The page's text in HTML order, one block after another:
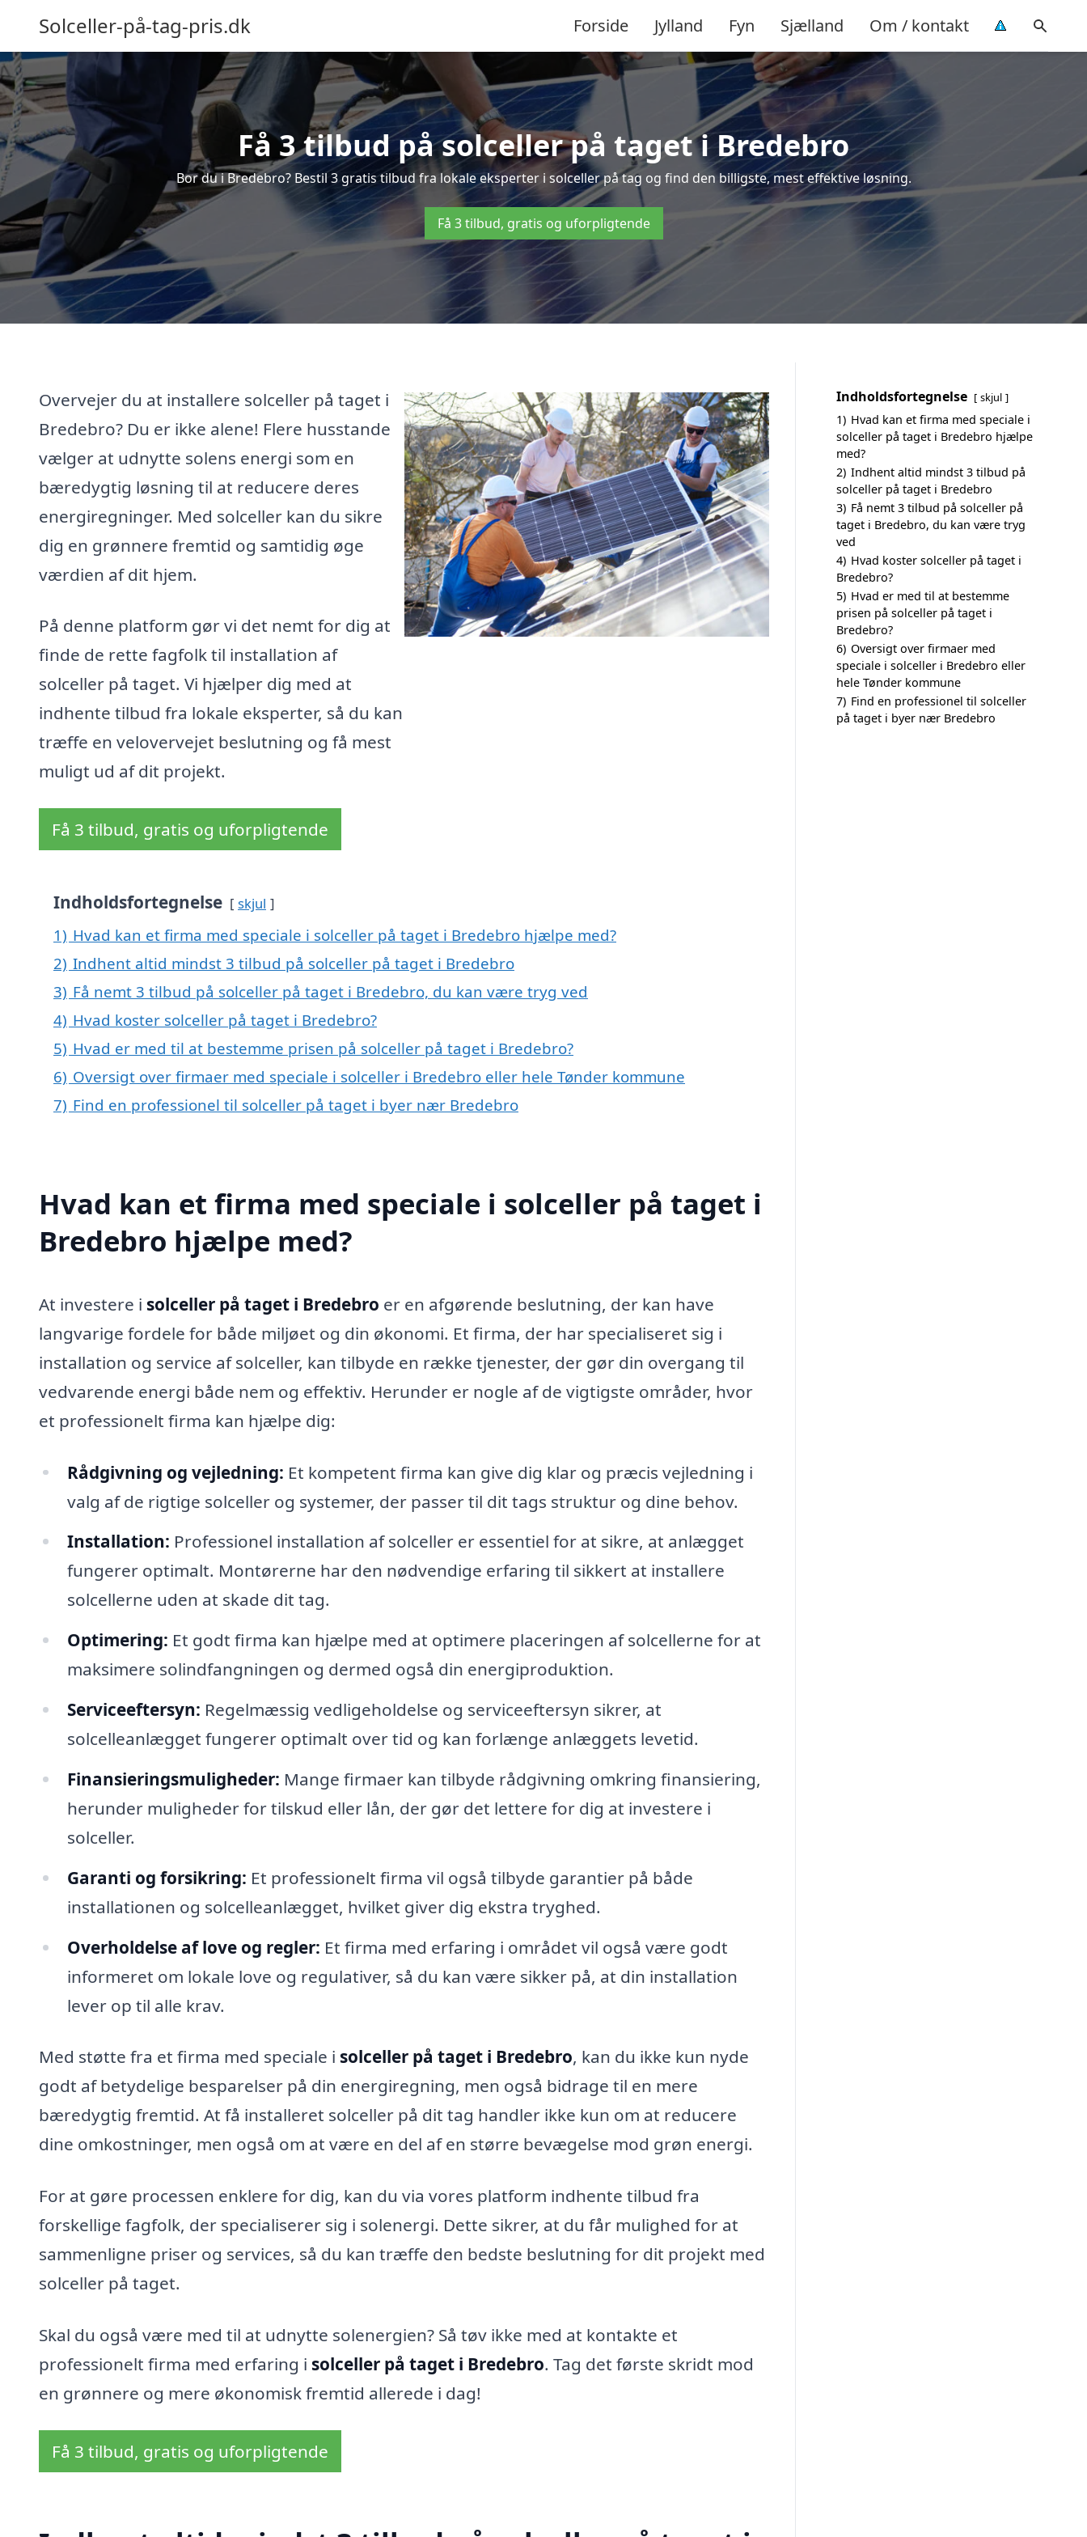
Solceller-på-tag-pris.dk Forside Jylland Fyn Sjælland Om / kontakt
Få 3 tilbud på solceller på taget i Bredebro
Bor du i Bredebro? Bestil 3 gratis tilbud fra lokale eksperter i solceller på tag og find den billigste, mest effektive løsning.
Få 3 tilbud, gratis og uforpligtende
Overvejer du at installere solceller på taget i
Bredebro? Du er ikke alene! Flere husstande
vælger at udnytte solens energi som en
bæredygtig løsning til at reducere deres
energiregninger. Med solceller kan du sikre
dig en grønnere fremtid og samtidig øge
værdien af dit hjem.
På denne platform gør vi det nemt for dig at
finde de rette fagfolk til installation af
solceller på taget. Vi hjælper dig med at
indhente tilbud fra lokale eksperter, så du kan
træffe en velovervejet beslutning og få mest
muligt ud af dit projekt.
Få 3 tilbud, gratis og uforpligtende
Indholdsfortegnelse skjul
1) Hvad kan et firma med speciale i solceller på taget i Bredebro hjælpe med?
2) Indhent altid mindst 3 tilbud på solceller på taget i Bredebro
3) Få nemt 3 tilbud på solceller på taget i Bredebro, du kan være tryg ved
4) Hvad koster solceller på taget i Bredebro?
5) Hvad er med til at bestemme prisen på solceller på taget i Bredebro?
6) Oversigt over firmaer med speciale i solceller i Bredebro eller hele Tønder kommune
7) Find en professionel til solceller på taget i byer nær Bredebro
Hvad kan et firma med speciale i solceller på taget i
Bredebro hjælpe med?
At investere i solceller på taget i Bredebro er en afgørende beslutning, der kan have
langvarige fordele for både miljøet og din økonomi. Et firma, der har specialiseret sig i
installation og service af solceller, kan tilbyde en række tjenester, der gør din overgang til
vedvarende energi både nem og effektiv. Herunder er nogle af de vigtigste områder, hvor
et professionelt firma kan hjælpe dig:
Rådgivning og vejledning: Et kompetent firma kan give dig klar og præcis vejledning i
valg af de rigtige solceller og systemer, der passer til dit tags struktur og dine behov.
Installation: Professionel installation af solceller er essentiel for at sikre, at anlægget
fungerer optimalt. Montørerne har den nødvendige erfaring til sikkert at installere
solcellerne uden at skade dit tag.
Optimering: Et godt firma kan hjælpe med at optimere placeringen af solcellerne for at
maksimere solindfangningen og dermed også din energiproduktion.
Serviceeftersyn: Regelmæssig vedligeholdelse og serviceeftersyn sikrer, at
solcelleanlægget fungerer optimalt over tid og kan forlænge anlæggets levetid.
Finansieringsmuligheder: Mange firmaer kan tilbyde rådgivning omkring finansiering,
herunder muligheder for tilskud eller lån, der gør det lettere for dig at investere i
solceller.
Garanti og forsikring: Et professionelt firma vil også tilbyde garantier på både
installationen og solcelleanlægget, hvilket giver dig ekstra tryghed.
Overholdelse af love og regler: Et firma med erfaring i området vil også være godt
informeret om lokale love og regulativer, så du kan være sikker på, at din installation
lever op til alle krav.
Med støtte fra et firma med speciale i solceller på taget i Bredebro, kan du ikke kun nyde
godt af betydelige besparelser på din energiregning, men også bidrage til en mere
bæredygtig fremtid. At få installeret solceller på dit tag handler ikke kun om at reducere
dine omkostninger, men også om at være en del af en større bevægelse mod grøn energi.
For at gøre processen enklere for dig, kan du via vores platform indhente tilbud fra
forskellige fagfolk, der specialiserer sig i solenergi. Dette sikrer, at du får mulighed for at
sammenligne priser og services, så du kan træffe den bedste beslutning for dit projekt med
solceller på taget.
Skal du også være med til at udnytte solenergien? Så tøv ikke med at kontakte et
professionelt firma med erfaring i solceller på taget i Bredebro. Tag det første skridt mod
en grønnere og mere økonomisk fremtid allerede i dag!
Få 3 tilbud, gratis og uforpligtende
Indholdsfortegnelse skjul
1) Hvad kan et firma med speciale i
solceller på taget i Bredebro hjælpe
med?
2) Indhent altid mindst 3 tilbud på
solceller på taget i Bredebro
3) Få nemt 3 tilbud på solceller på
taget i Bredebro, du kan være tryg
ved
4) Hvad koster solceller på taget i
Bredebro?
5) Hvad er med til at bestemme
prisen på solceller på taget i
Bredebro?
6) Oversigt over firmaer med
speciale i solceller i Bredebro eller
hele Tønder kommune
7) Find en professionel til solceller
på taget i byer nær Bredebro